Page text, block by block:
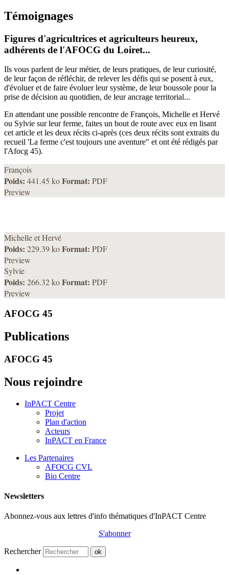
Témoignages
Figures d'agricultrices et agriculteurs heureux,
adhérents de l'AFOCG du Loiret...
Ils vous parlent de leur métier, de leurs pratiques, de leur curiosité,
de leur façon de réfléchir, de relever les défis qui se posent à eux,
d'évoluer et de faire évoluer leur système, de leur boussole pour la
prise de décision au quotidien, de leur ancrage territorial...
En attendant une possible rencontre de François, Michelle et Hervé
ou Sylvie sur leur ferme, faites un bout de route avec eux en lisant
cet article et les deux récits ci-après (ces deux récits sont extraits du
recueil 'La ferme c'est toujours une aventure" et ont été rédigés par
l'Afocg 45).
François
Poids: 441.45 koFormat: PDF
Preview
Michelle et Hervé
Poids: 229.39 koFormat: PDF
Preview
Sylvie
Poids: 266.32 koFormat: PDF
Preview
AFOCG 45
Publications
AFOCG 45
Nous rejoindre
InPACT Centre
Projet
Plan d'action
Acteurs
InPACT en France
Les Partenaires
AFOCG CVL
Bio Centre
Newsletters
Abonnez-vous aux lettres d'info thématiques d'InPACT Centre
S'abonner
Rechercher ok